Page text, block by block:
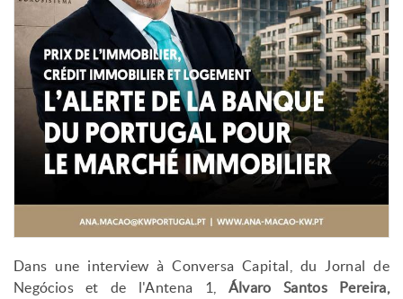
Dans une interview à Conversa Capital, du Jornal de
Negócios et de l'Antena 1, Álvaro Santos Pereira,